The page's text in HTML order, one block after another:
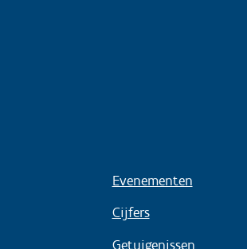
Evenementen
Cijfers
Getuigenissen